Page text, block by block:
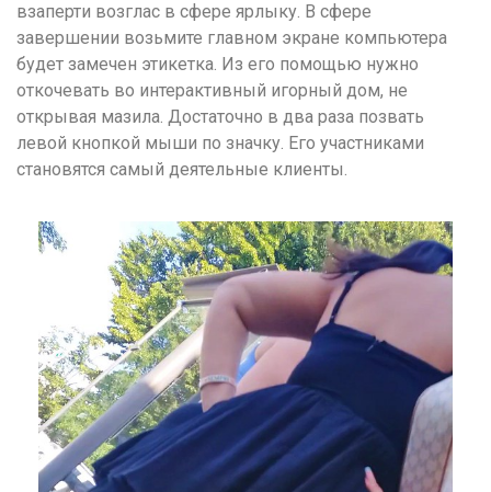
взаперти возглас в сфере ярлыку. В сфере
завершении возьмите главном экране компьютера
будет замечен этикетка. Из его помощью нужно
откочевать во интерактивный игорный дом, не
открывая мазила. Достаточно в два раза позвать
левой кнопкой мыши по значку. Его участниками
становятся самый деятельные клиенты.